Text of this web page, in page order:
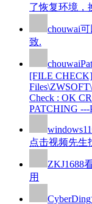
了恢复环境，
chouwai可
致.
chouwai
[FILE
Check : OK
PATCHING
点击视频先生
ZKJ1688
用
CyberDing